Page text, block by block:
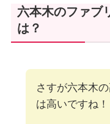
六本木のファブ
は？
さすが六本木
は高いですね！